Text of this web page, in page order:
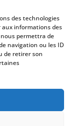
des technologies
informations des
permettra de
navigation ou les ID
de retirer son